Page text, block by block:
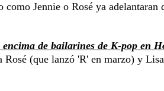
Jennie o Rosé ya adelantaran
de bailarines de K-pop en
(que lanzó 'R' en marzo) y